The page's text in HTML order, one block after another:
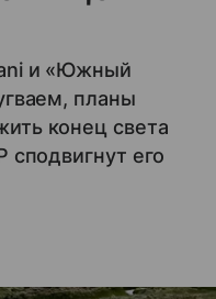
и «Южный
планы
конец света
сподвигнут его